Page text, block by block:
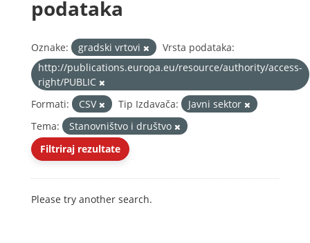
podataka
Oznake: gradski vrtovi
Vrsta podataka:
http://publications.europa.eu/resource/authority/access-
right/PUBLIC
Formati:
CSV Tip Izdavača:
Javni sektor
Tema:
Stanovništvo i društvo
Filtriraj rezultate
Please try another search.